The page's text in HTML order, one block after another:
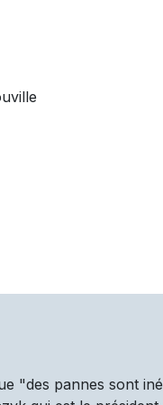
"des pannes sont